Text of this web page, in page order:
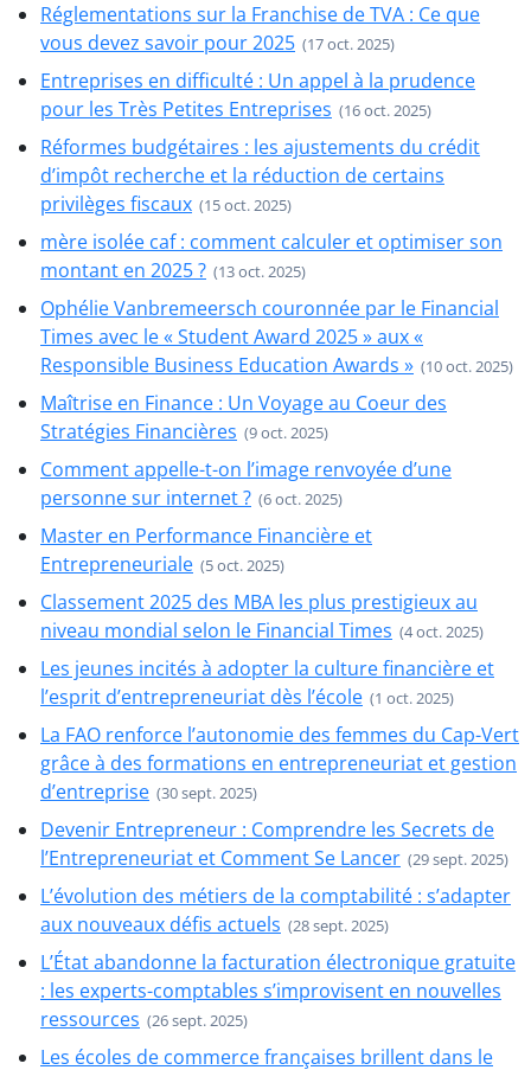
Réglementations sur la Franchise de TVA : Ce que
vous devez savoir pour 2025 (17 oct. 2025)
Entreprises en difficulté : Un appel à la prudence
pour les Très Petites Entreprises (16 oct. 2025)
Réformes budgétaires : les ajustements du crédit
d’impôt recherche et la réduction de certains
privilèges fiscaux (15 oct. 2025)
mère isolée caf : comment calculer et optimiser son
montant en 2025 ? (13 oct. 2025)
Ophélie Vanbremeersch couronnée par le Financial
Times avec le « Student Award 2025 » aux «
Responsible Business Education Awards » (10 oct. 2025)
Maîtrise en Finance : Un Voyage au Coeur des
Stratégies Financières (9 oct. 2025)
Comment appelle-t-on l’image renvoyée d’une
personne sur internet ? (6 oct. 2025)
Master en Performance Financière et
Entrepreneuriale (5 oct. 2025)
Classement 2025 des MBA les plus prestigieux au
niveau mondial selon le Financial Times (4 oct. 2025)
Les jeunes incités à adopter la culture financière et
l’esprit d’entrepreneuriat dès l’école (1 oct. 2025)
La FAO renforce l’autonomie des femmes du Cap-Vert
grâce à des formations en entrepreneuriat et gestion
d’entreprise (30 sept. 2025)
Devenir Entrepreneur : Comprendre les Secrets de
l’Entrepreneuriat et Comment Se Lancer (29 sept. 2025)
L’évolution des métiers de la comptabilité : s’adapter
aux nouveaux défis actuels (28 sept. 2025)
L’État abandonne la facturation électronique gratuite
: les experts-comptables s’improvisent en nouvelles
ressources (26 sept. 2025)
Les écoles de commerce françaises brillent dans le